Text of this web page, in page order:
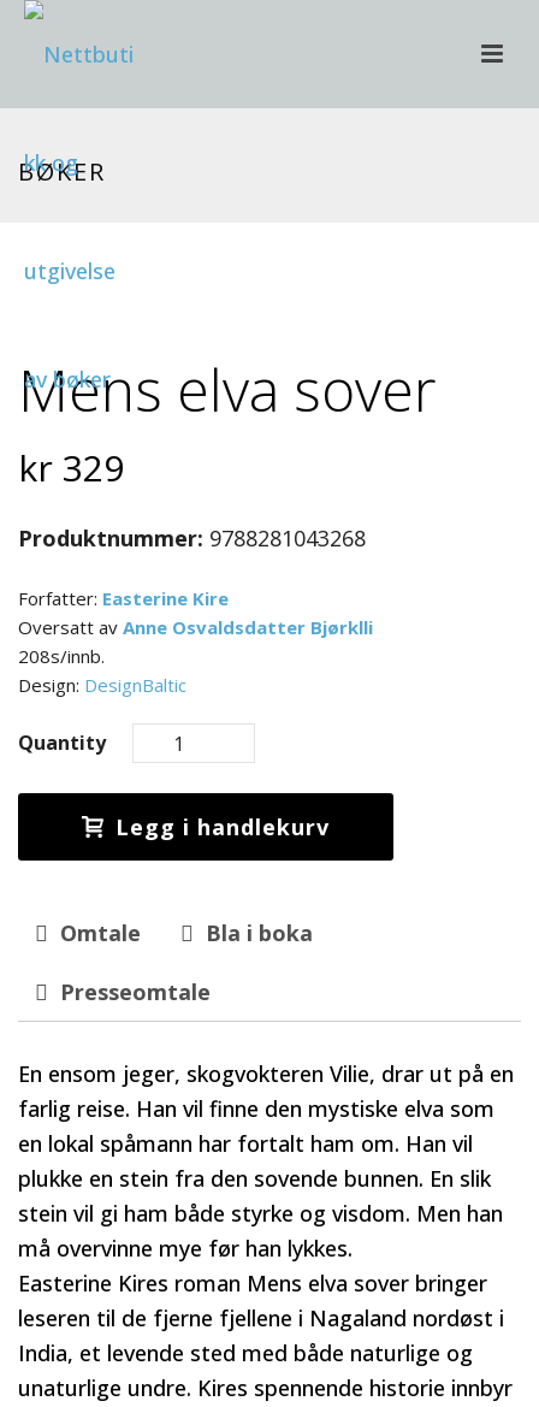
BØKER
Mens elva sover
kr 329
Produktnummer: 9788281043268
Forfatter: Easterine Kire
Oversatt av Anne Osvaldsdatter Bjørklli
208s/innb.
Design: DesignBaltic
Quantity
Legg i handlekurv
Omtale Bla i boka
Presseomtale
En ensom jeger, skogvokteren Vilie, drar ut på en
farlig reise. Han vil finne den mystiske elva som
en lokal spåmann har fortalt ham om. Han vil
plukke en stein fra den sovende bunnen. En slik
stein vil gi ham både styrke og visdom. Men han
må overvinne mye før han lykkes.
Easterine Kires roman Mens elva sover bringer
leseren til de fjerne fjellene i Nagaland nordøst i
India, et levende sted med både naturlige og
unaturlige undre. Kires spennende historie innbyr